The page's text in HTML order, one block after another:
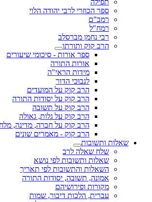
תפילה
ספר הכוזרי לרבי יהודה הלוי
רמב"ם
רמח"ל
רבי נחמן מברסלב
הרב קוק ותורתו
ספר אורות - סיכומי שיעורים
אורות התורה
מידות הראי"ה
לנבוכי הדור
הרב קוק על המועדים
הרב קוק על יסודות התורה
הרב קוק על תשובה
הרב קוק על גלות, גאולה
הרב קוק על חברה, מדינה,
הרב קוק - מאמרים שונים
שאלות ותשובות
שלח שאלה לרב
שאלות ותשובות לפי נושא
השאלות והתשובות לפי תאריך
אמונה, תשובה, יסודות התורה
מקורות ופירושיהם
עברית, הלכות דיבור, שמות